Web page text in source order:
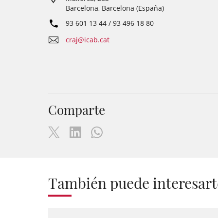
Barcelona, Barcelona (España)
93 601 13 44 / 93 496 18 80
craj@icab.cat
Comparte
También puede